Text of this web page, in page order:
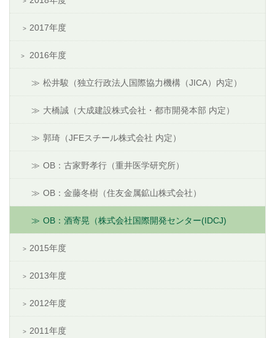
2017年度
2016年度
松井駿（独立行政法人国際協力機構（JICA）内定）
大橋誠（大成建設株式会社・都市開発本部 内定）
郭琦（JFEスチール株式会社 内定）
OB：古家野孝行（重井医学研究所）
OB：金藤冬樹（住友金属鉱山株式会社）
OB：酒寄晃（株式会社国際開発センター(IDCJ)
2015年度
2013年度
2012年度
2011年度